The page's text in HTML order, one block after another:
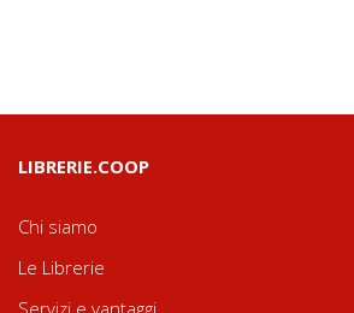
LIBRERIE.COOP
Chi siamo
Le Librerie